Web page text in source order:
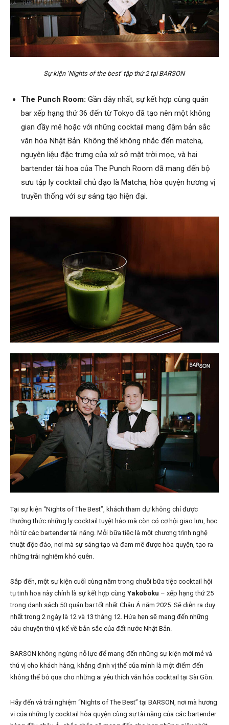
Sự kiện ‘Nights of the best’ tập thứ 2 tại BARSON
The Punch Room: Gần đây nhất, sự kết hợp cùng quán
bar xếp hạng thứ 36 đến từ Tokyo đã tạo nên một không
gian đầy mê hoặc với những cocktail mang đậm bản sắc
văn hóa Nhật Bản. Không thể không nhắc đến matcha,
nguyên liệu đặc trưng của xứ sở mặt trời mọc, và hai
bartender tài hoa của The Punch Room đã mang đến bộ
sưu tập ly cocktail chủ đạo là Matcha, hòa quyện hương vị
truyền thống với sự sáng tạo hiện đại.
Tại sự kiện “Nights of The Best”, khách tham dự không chỉ được
thưởng thức những ly cocktail tuyệt hảo mà còn có cơ hội giao lưu, học
hỏi từ các bartender tài năng. Mỗi bữa tiệc là một chương trình nghệ
thuật độc đáo, nơi mà sự sáng tạo và đam mê được hòa quyện, tạo ra
những trải nghiệm khó quên.
Sắp đến, một sự kiện cuối cùng nằm trong chuỗi bữa tiệc cocktail hội
tụ tinh hoa này chính là sự kết hợp cùng Yakoboku – xếp hạng thứ 25
trong danh sách 50 quán bar tốt nhất Châu Á năm 2025. Sẽ diễn ra duy
nhất trong 2 ngày là 12 và 13 tháng 12. Hứa hẹn sẽ mang đến những
câu chuyện thú vị kể về bản sắc của đất nước Nhật Bản.
BARSON không ngừng nỗ lực để mang đến những sự kiện mới mẻ và
thú vị cho khách hàng, khẳng định vị thế của mình là một điểm đến
không thể bỏ qua cho những ai yêu thích văn hóa cocktail tại Sài Gòn.
Hãy đến và trải nghiệm “Nights of The Best” tại BARSON, nơi mà hương
vị của những ly cocktail hòa quyện cùng sự tài năng của các bartender